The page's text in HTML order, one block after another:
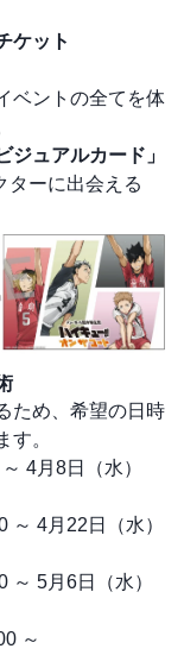
ケット
ベントの全てを体
ジュアルカード」
ターに出会える
ため、希望の日時
す。
4月8日（水）
～ 4月22日（水）
～ 5月6日（水）
～